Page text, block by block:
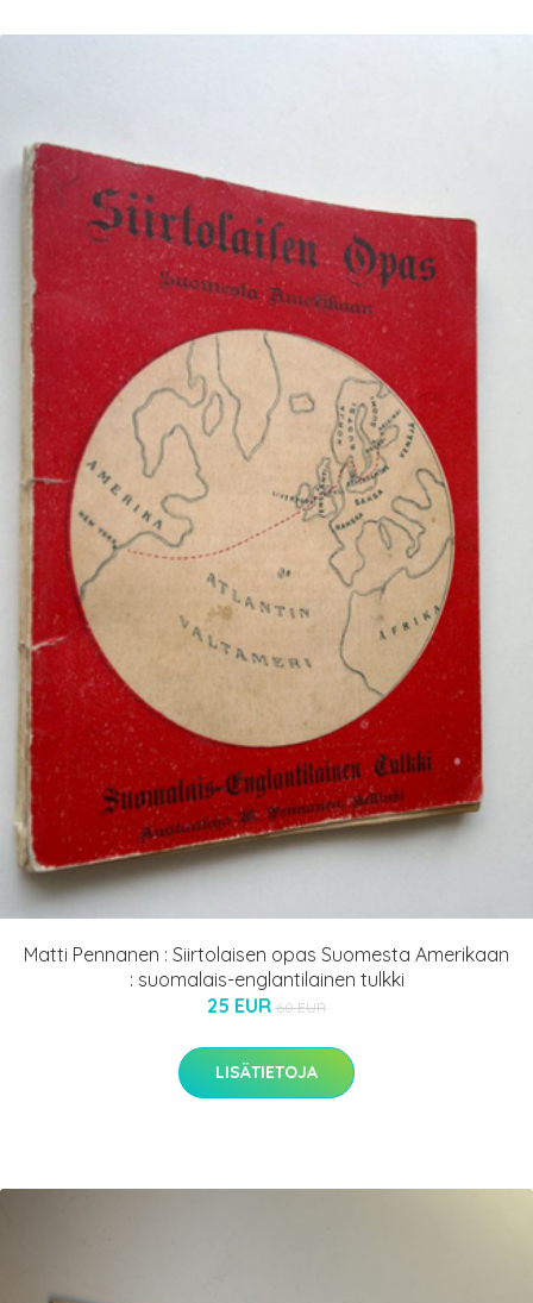
Matti Pennanen : Siirtolaisen opas Suomesta Amerikaan
: suomalais-englantilainen tulkki
25 EUR 60 EUR
LISÄTIETOJA